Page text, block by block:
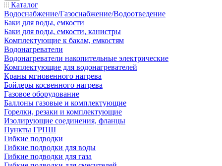
Каталог
Водоснабжение/Газоснабжение/Водоотведение
Баки для воды, емкости
Баки для воды, емкости, канистры
Комплектующие к бакам, емкостям
Водонагреватели
Водонагреватели накопительные электрические
Комплектующие для водонагревателей
Краны мгновенного нагрева
Бойлеры косвенного нагрева
Газовое оборудование
Баллоны газовые и комплектующие
Горелки, резаки и комплектующие
Изолирующие соединения, фланцы
Пункты ГРПШ
Гибкие подводки
Гибкие подводки для воды
Гибкие подводки для газа